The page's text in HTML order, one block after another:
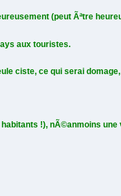
(peut Ãªtre
aux touristes.
ciste, ce qui serai
!), nÃ©anmoins